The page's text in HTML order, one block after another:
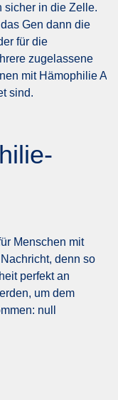
sicher in die Zelle.
Gen dann die
für die
zugelassene
mit Hämophilie A
sind.
Menschen mit
denn so
perfekt an
um dem
null